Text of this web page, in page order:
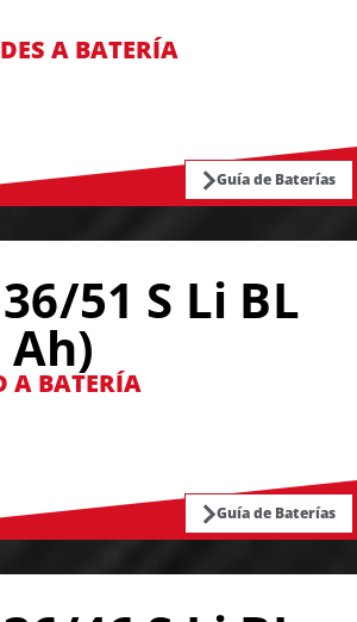
A BATERÍA
Guía de Baterías
51 S Li BL
Ah)
A BATERÍA
Guía de Baterías